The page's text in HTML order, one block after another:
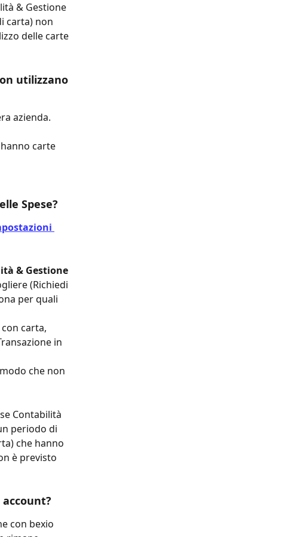
& Gestione
carta) non
delle carte
utilizzano
azienda.
carte
Spese?
& Gestione
(Richiedi
per quali
carta,
in
che non
Contabilità
periodo di
che hanno
è previsto
con bexio